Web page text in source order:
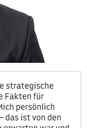
strategische
Fakten für
persönlich
das ist von den